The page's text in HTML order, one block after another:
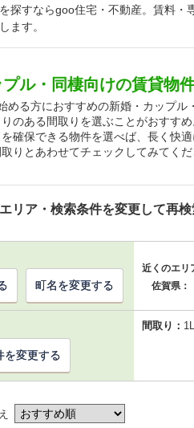
探すならgoo住宅・不動産。賃料
ます。
ル・同棲向けの賃貸物
める方におすすめの新婚・カップ
のある間取りを選ぶことがおすす
確保できる物件を選べば、長く快
りとあわせてチェックしてみてくだ
リア・検索条件を変更して再検
近くのエリ
佐賀県：
町名を変更する
間取り：
を変更する